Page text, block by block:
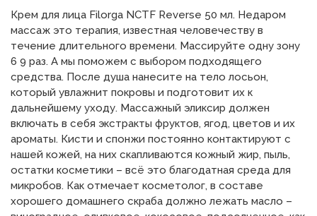
Крем для лица Filorga NCTF Reverse 50 мл. Недаром
массаж это терапия, известная человечеству в
течение длительного времени. Массируйте одну зону
6 9 раз. А мы поможем с выбором подходящего
средства. После душа нанесите на тело лосьон,
который увлажнит покровы и подготовит их к
дальнейшему уходу. Массажный эликсир должен
включать в себя экстракты фруктов, ягод, цветов и их
ароматы. Кисти и спонжи постоянно контактируют с
нашей кожей, на них скапливаются кожный жир, пыль,
остатки косметики – всё это благодатная среда для
микробов. Как отмечает косметолог, в составе
хорошего домашнего скраба должно лежать масло –